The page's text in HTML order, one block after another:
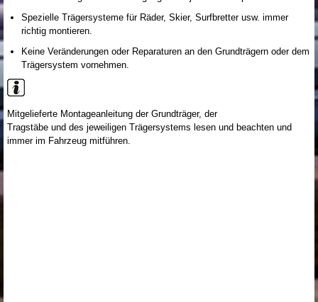
Spezielle Trägersysteme für Räder, Skier, Surfbretter usw. immer
richtig montieren.
Keine Veränderungen oder Reparaturen an den Grundträgern oder dem
Trägersystem vornehmen.
Mitgelieferte Montageanleitung der Grundträger, der
Tragstäbe und des jeweiligen Trägersystems lesen und beachten und
immer im Fahrzeug mitführen.